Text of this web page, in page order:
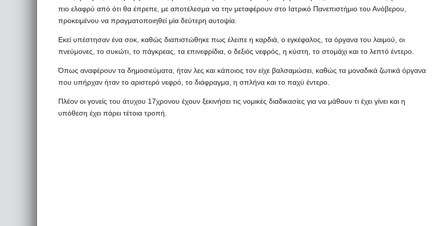
πιο ελαφρύ από ότι θα έπρεπε, με αποτέλεσμα να την μεταφέρουν στο Ιατρικό Πανεπιστήμιο του Ανόβερου,
προκειμένου να πραγματοποιηθεί μία δεύτερη αυτοψία.
Εκεί υπέστησαν ένα σοκ, καθώς διαπιστώθηκε πως έλειπε η καρδιά, ο εγκέφαλος, τα όργανα του λαιμού, οι
πνεύμονες, το συκώτι, το πάγκρεας, τα επινεφρίδια, ο δεξιός νεφρός, η κύστη, το στομάχι και το λεπτό έντερο.
Όπως αναφέρουν τα δημοσιεύματα, ήταν λες και κάποιος τον είχε βαλσαμώσει, καθώς τα μοναδικά ζωτικά όργανα
που υπήρχαν ήταν το αριστερό νεφρό, το διάφραγμα, η σπλήνα και το παχύ έντερο.
Πλέον οι γονείς του άτυχου 17χρονου έχουν ξεκινήσει τις νομικές διαδικασίες για να μάθουν τι έχει γίνει και η
υπόθεση έχει πάρει τέτοια τροπή.